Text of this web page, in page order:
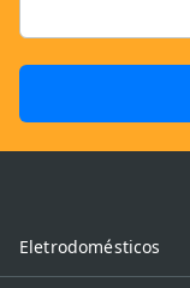
Eletrodomésticos